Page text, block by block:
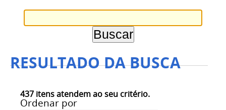
RESULTADO DA BUSCA
437 itens atendem ao seu critério.
Ordenar por